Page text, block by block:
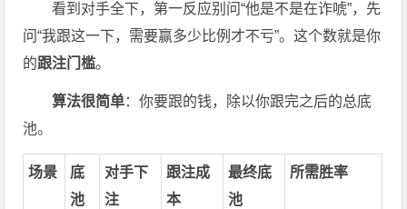
看到对手全下，第一反应别问“他是不是在诈唬”，先
问“我跟这一下，需要赢多少比例才不亏”。这个数就是你
的跟注门槛。
算法很简单：你要跟的钱，除以你跟完之后的总底
池。
场景
底
池
对手下
注
跟注成
本
最终底
池
所需胜率